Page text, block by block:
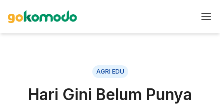
AGRI EDU
Hari Gini Belum Punya